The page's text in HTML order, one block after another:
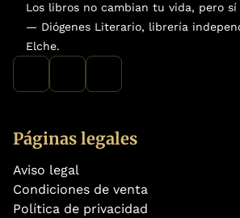
Los libros no cambian tu vida, pero sí
— Diógenes Literario, librería
Elche.
Páginas legales
Aviso legal
Condiciones de venta
Política de privacidad